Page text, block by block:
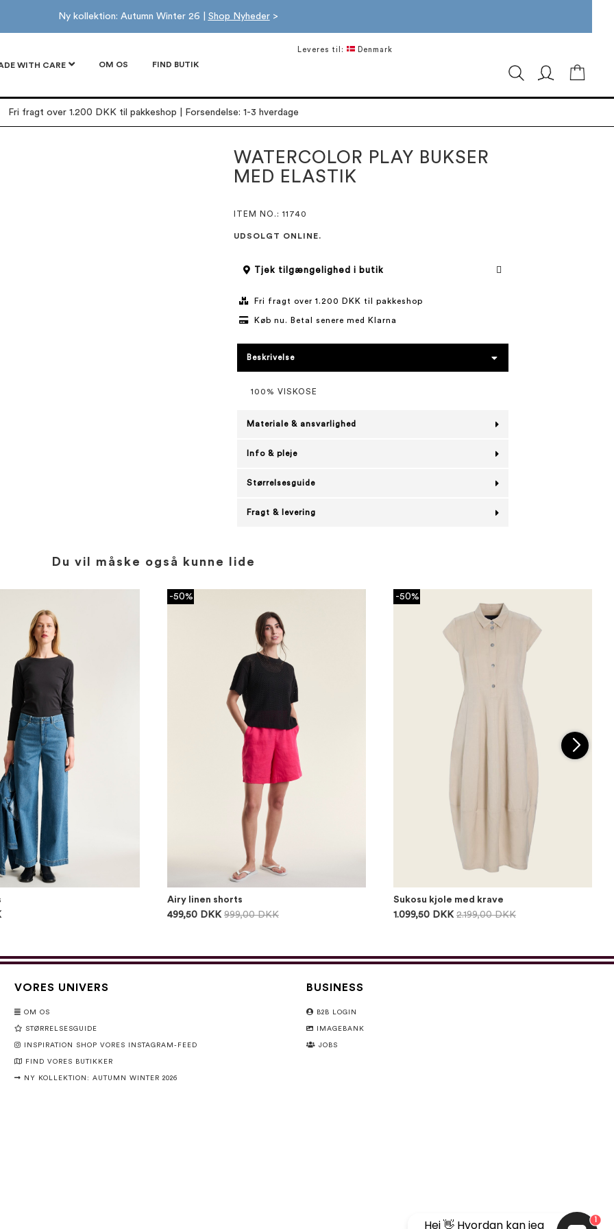
Ny kollektion: Autumn Winter 26 | Shop Nyheder>
WITH CARE OM OS FIND BUTIK
Leveres til: Denmark
Fri fragt over 1.200 DKK til pakkeshop | Forsendelse: 1-3 hverdage
WATERCOLOR PLAY BUKSER
MED ELASTIK
ITEM NO. : 11740
UDSOLGT ONLINE.
Tjek tilgængelighed i butik
Fri fragt over 1.200 DKK til pakkeshop
Køb nu. Betal senere med Klarna
Beskrivelse
100% VISKOSE
Materiale & ansvarlighed
Info & pleje
Størrelsesguide
Fragt & levering
Du vil måske også kunne lide
-50%
Airy linen shorts
499,50 DKK 999,00 DKK
-50%
Sukosu kjole med krave
1.099,50 DKK 2.199,00 DKK
VORES UNIVERS
OM OS
STØRRELSESGUIDE
INSPIRATION SHOP VORES INSTAGRAM-FEED
FIND VORES BUTIKKER
NY KOLLEKTION: AUTUMN WINTER 2026
BUSINESS
B2B LOGIN
IMAGEBANK
JOBS
Hej 👋 Hvordan kan jeg 1